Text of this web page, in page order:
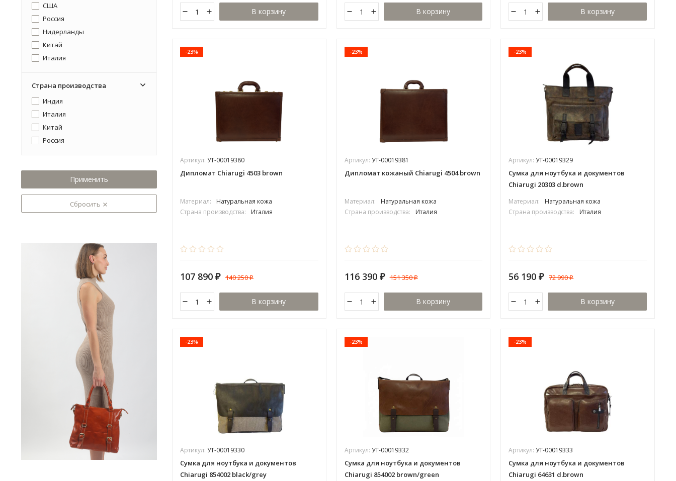
США
Россия
Нидерланды
Китай
Италия
Страна производства
Индия
Италия
Китай
Россия
Применить
Сбросить
В корзину В корзину В корзину
-23%
Артикул: УТ-00019380
Дипломат Chiarugi 4503 brown
Материал:
Натуральная кожа
Страна производства:
Италия
107 890 ₽ 140 250₽
В корзину
-23%
Артикул: УТ-00019381
Дипломат кожаный Chiarugi 4504 brown
Материал:
Натуральная кожа
Страна производства:
Италия
116 390 ₽ 151 350₽
В корзину
-23%
Артикул:УТ-00019329
Сумка для ноутбука и документов
Chiarugi 20303 d.brown
Материал:
Натуральная кожа
Страна производства:
Италия
56 190₽ 72 990₽
В корзину
-23%
Артикул: УТ-00019330
Сумка для ноутбука и документов
Chiarugi 854002 black/grey
-23%
Артикул: УТ-00019332
Сумка для ноутбука и документов
Chiarugi 854002 brown/green
-23%
Артикул:УТ-00019333
Сумка для ноутбука и документов
Chiarugi 64631 d.brown